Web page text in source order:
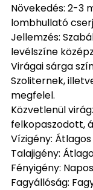
Növekedés: 2-3
lombhullató
Jellemzés:
levélszíne
Virágai sárga
Szoliternek,
megfelel.
Közvetlenül
felkopaszodott,
Vízigény:
Talajigény:
Fényigény:
Fagyállóság: